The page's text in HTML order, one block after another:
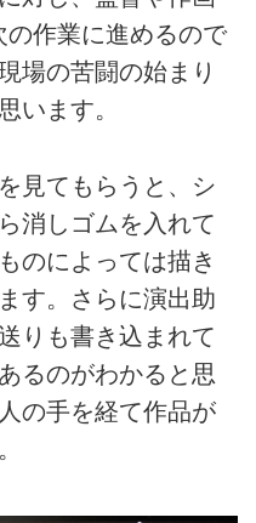
作業に進めるので
場の苦闘の始まり
います。
見てもらうと、シ
消しゴムを入れて
のによっては描き
す。さらに演出助
りも書き込まれて
るのがわかると思
の手を経て作品が